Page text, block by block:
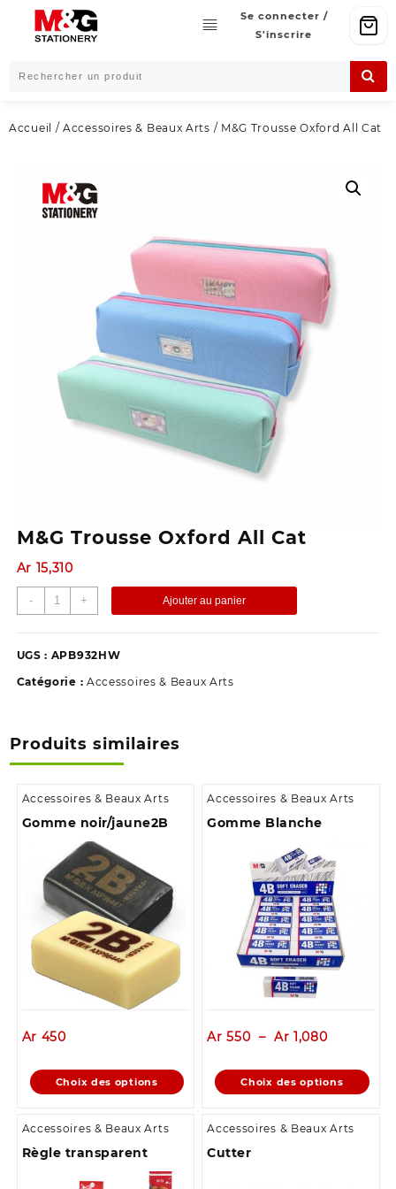
content
Se connecter /
S'inscrire
Accueil /Accessoires & Beaux Arts / M&G Trousse Oxford All Cat
M&G Trousse Oxford All Cat
Ar 15,310
-
quantité
de
Trousse
All
+ Ajouter au panier
UGS : APB932HW
Catégorie : Accessoires & Beaux Arts
Produits similaires
Accessoires & Beaux Arts
Gomme noir/jaune2B
Ar 450
Choix des options
Ce
produit
plusieurs
variations.
Accessoires & Beaux Arts
Gomme Blanche
Ar 550 – Ar 1,080Plage
prix :
Ar 550
Ar 1,080
Choix des options
Ce
produit
plusieurs
variations.
Accessoires & Beaux Arts
Règle transparent
Accessoires & Beaux Arts
Cutter